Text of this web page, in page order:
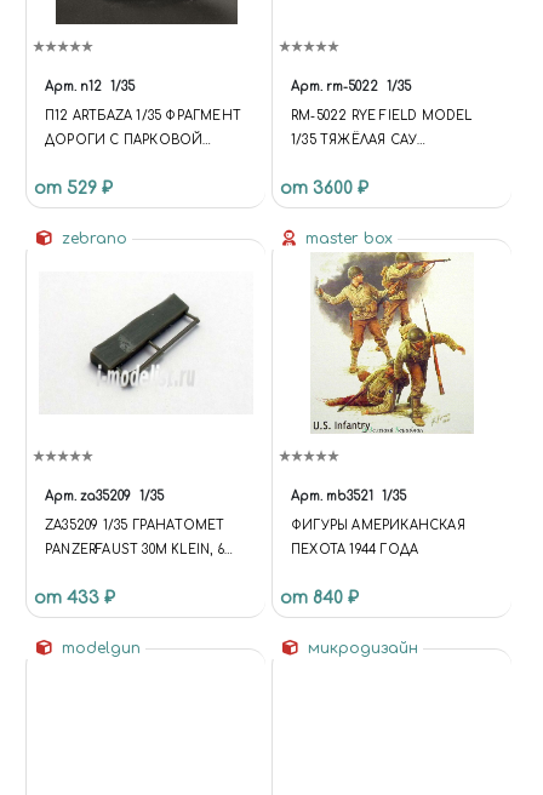
Арт. п12 1/35
П12 АRТБАZА 1/35 ФРАГМЕНТ
ДОРОГИ С ПАРКОВОЙ
от 529 ₽
Арт. rm-5022 1/35
RM-5022 RYE FIELD MODEL
1/35 ТЯЖЁЛАЯ САУ
ИНТЕРЬЕРОМ И РАБОЧИМИ
ТРАКАМИ
от 3600 ₽
zebrano
Арт. za35209 1/35
ZA35209 1/35 ГРАНАТОМЕТ
PANZERFAUST 30M KLEIN, 6
от 433 ₽
master box
Арт. mb3521 1/35
ФИГУРЫ АМЕРИКАНСКАЯ
ПЕХОТА 1944 ГОДА
от 840 ₽
modelgun микродизайн